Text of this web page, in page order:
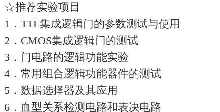
☆推荐实验项目
1．TTL集成逻辑门的参数测试与使用
2．CMOS集成逻辑门的测试
3．门电路的逻辑功能实验
4．常用组合逻辑功能器件的测试
5．数据选择器及其应用
6．血型关系检测电路和表决电路